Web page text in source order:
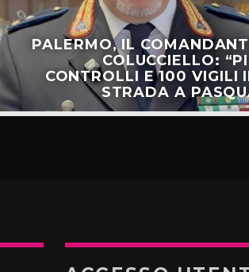
PALERMO, IL
COLUCCIELLO:
CONTROLLI E 100 VIGILI
STRADA A